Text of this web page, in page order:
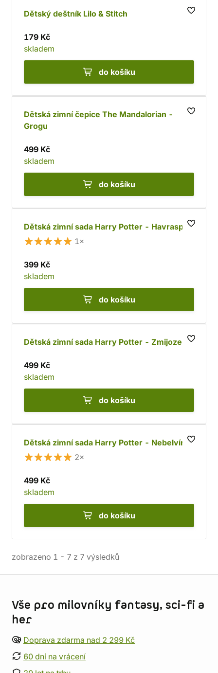
Dětský deštník Lilo & Stitch
179 Kč
skladem
do košíku
Dětská zimní čepice The Mandalorian -
Grogu
499 Kč
skladem
do košíku
Dětská zimní sada Harry Potter - Havraspár
1×
399 Kč
skladem
do košíku
Dětská zimní sada Harry Potter - Zmijozel
499 Kč
skladem
do košíku
Dětská zimní sada Harry Potter - Nebelvír
2×
499 Kč
skladem
do košíku
zobrazeno 1 - 7 z 7 výsledků
Vše pro milovníky fantasy, sci-fi a
her
Doprava zdarma nad 2 299 Kč
60 dní na vrácení